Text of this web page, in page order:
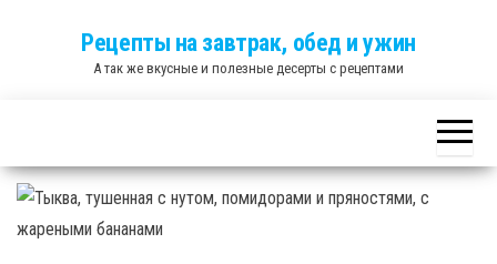
Рецепты на завтрак, обед и ужин
А так же вкусные и полезные десерты с рецептами